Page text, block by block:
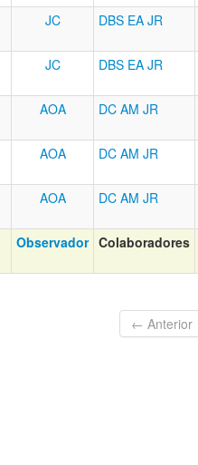
JC DBS EA JR
JC DBS EA JR
AOA DC AM JR
AOA DC AM JR
AOA DC AM JR
Observador Colaboradores
← Anterior